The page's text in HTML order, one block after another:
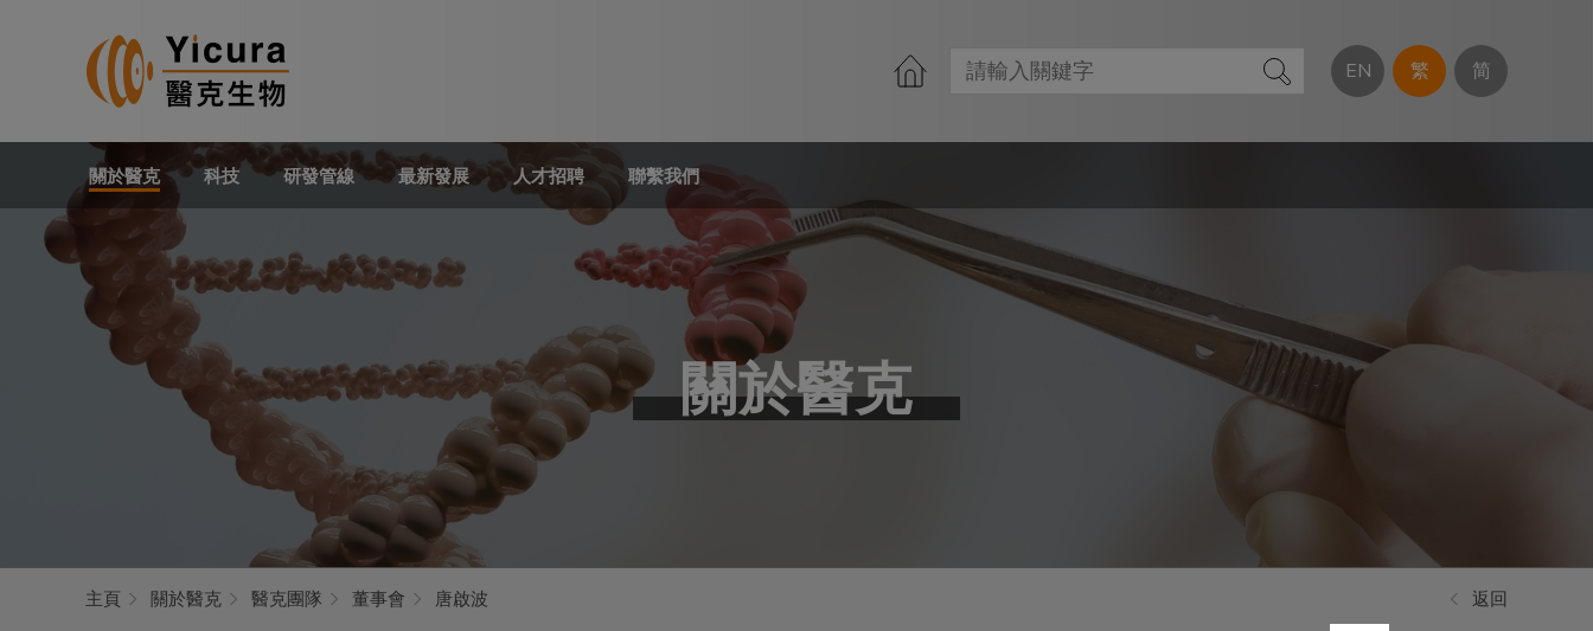
EN 繁 简
關於醫克 科技 研發管線 最新發展 人才招聘 聯繫我們
關於醫克
主頁 關於醫克 醫克團隊 董事會 唐啟波 返回